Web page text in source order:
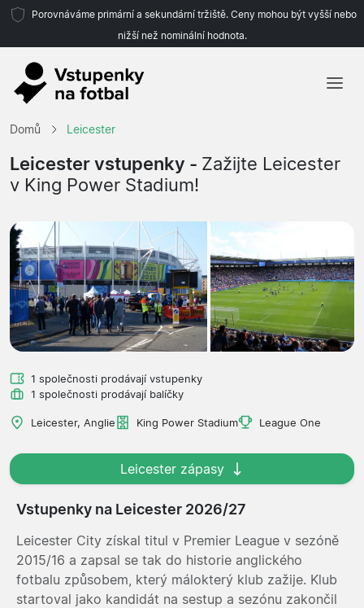
Porovnáváme primární a sekundární tržiště. Ceny mohou být vyšší nebo
nižší než nominální hodnota.
Ligy
Domů Leicester
Leicester vstupenky - Zažijte Leicester
v King Power Stadium!
1 společnosti prodávají vstupenky
1 společnosti prodávají balíčky
Leicester, Anglie King Power Stadium League One
Leicester zápasy
Vstupenky na Leicester 2026/27
Leicester City získal titul v Premier League v sezóně
2015/16 a zapsal se tak do historie anglického
fotbalu způsobem, který málokterý klub zažije. Klub
startoval jako kandidát na sestup a sezónu zakončil